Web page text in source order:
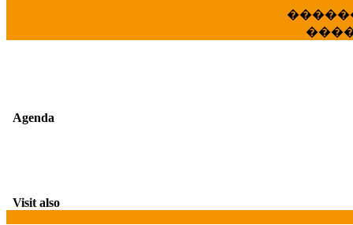
Agenda
Visit also